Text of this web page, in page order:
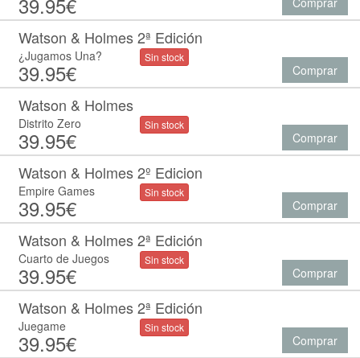
Watson & Holmes 2ª Edición
¿Jugamos Una?
39.95€
Sin stock
Comprar
Watson & Holmes
Distrito Zero
39.95€
Sin stock
Comprar
Watson & Holmes 2º Edicion
Empire Games
39.95€
Sin stock
Comprar
Watson & Holmes 2ª Edición
Cuarto de Juegos
39.95€
Sin stock
Comprar
Watson & Holmes 2ª Edición
Juegame
39.95€
Sin stock
Comprar